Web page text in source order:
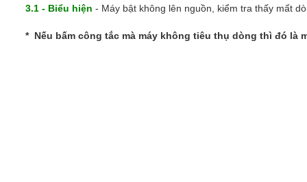
3.1 - Biểu hiện - Máy bật không lên nguồn, kiểm tra thấy mất
* Nếu bấm công tắc mà máy không tiêu thụ dòng thì đó là